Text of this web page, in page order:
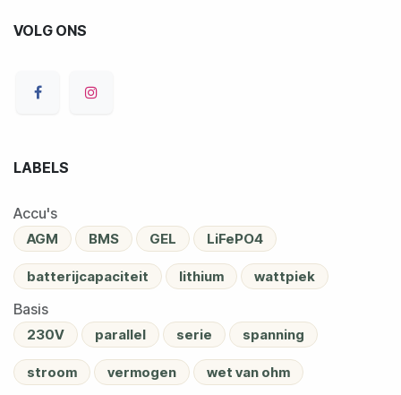
VOLG ONS
LABELS
Accu's
AGM BMS GEL LiFePO4
batterijcapaciteit lithium wattpiek
Basis
230V parallel serie spanning
stroom vermogen wet van ohm